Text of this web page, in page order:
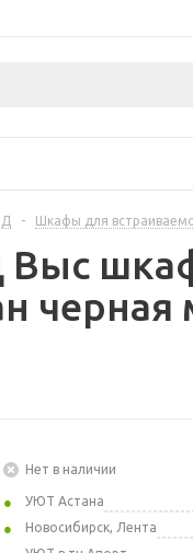
- Шкафы для
Выс
черная
Нет в наличии
УЮТ Астана
Новосибирск, Лента